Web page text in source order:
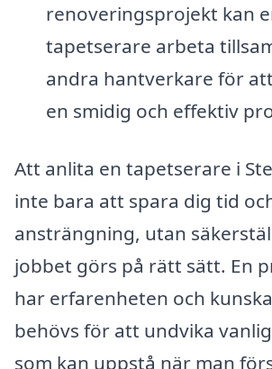
renoveringsprojekt kan
tapetserare arbeta
andra hantverkare för
en smidig och effektiv
Att anlita en tapetserare i
inte bara att spara dig tid
ansträngning, utan
jobbet görs på rätt sätt. En
har erfarenheten och
behövs för att undvika
som kan uppstå när man